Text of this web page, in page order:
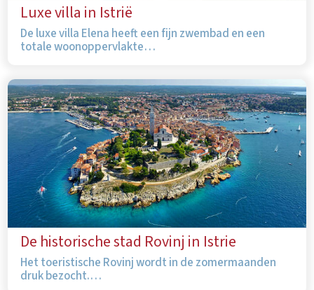
Luxe villa in Istrië
De luxe villa Elena heeft een fijn zwembad en een
totale woonoppervlakte…
De historische stad Rovinj in Istrie
Het toeristische Rovinj wordt in de zomermaanden
druk bezocht.…